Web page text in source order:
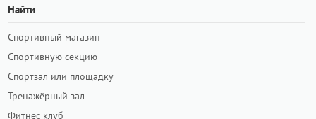
Найти
Спортивный магазин
Спортивную секцию
Спортзал или площадку
Тренажёрный зал
Фитнес клуб